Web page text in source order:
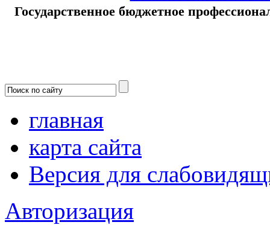
Государственное бюджетное
главная
карта сайта
Версия для
Авторизация